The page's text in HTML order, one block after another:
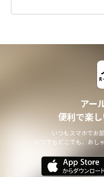
アー
便利で楽
いつもスマホでお
いつでもどこでも、おし